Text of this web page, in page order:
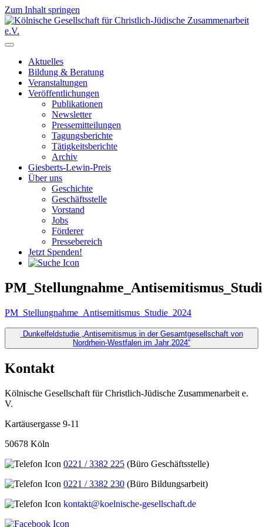
Zum Inhalt springen
Hauptnavigation
Aktuelles
Bildung & Beratung
Veranstaltungen
Veröffentlichungen
Publikationen
Newsletter
Pressemitteilungen
Tagungsberichte
Tätigkeitsberichte
Archiv
Giesberts-Lewin-Preis
Über uns
Geschichte
Geschäftsstelle
Vorstand
Jobs
Förderer
Pressebereich
Jetzt Spenden!
PM_Stellungnahme_Antisemitismus_Studie_2024
Beitragsnavigation
Dunkelfeldstudie „Antisemitismus in der Gesamtgesellschaft von
Nordrhein-Westfalen im Jahr 2024“
Kontakt
Kölnische Gesellschaft für Christlich-Jüdische Zusammenarbeit e.
V.
Kartäusergasse 9-11
50678 Köln
0221 / 3382 225 (Büro Geschäftsstelle)
0221 / 3382 230 (Büro Bildungsarbeit)
kontakt@koelnische-gesellschaft.de